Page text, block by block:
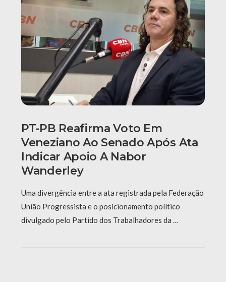
PT-PB Reafirma Voto Em
Veneziano Ao Senado Após Ata
Indicar Apoio A Nabor
Wanderley
Uma divergência entre a ata registrada pela Federação
União Progressista e o posicionamento político
divulgado pelo Partido dos Trabalhadores da …